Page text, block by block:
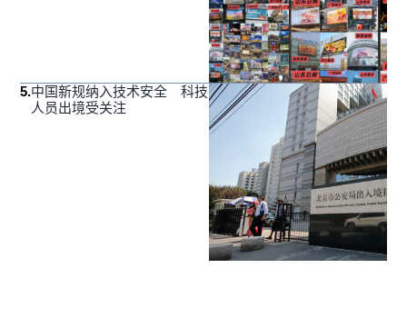
5.中国新规纳入技术安全 科技
人员出境受关注